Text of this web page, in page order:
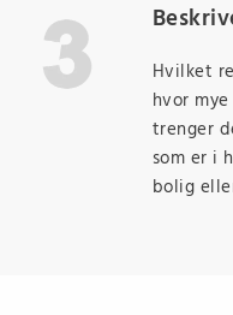
Hvilket
hvor
trenger
som er i
bolig